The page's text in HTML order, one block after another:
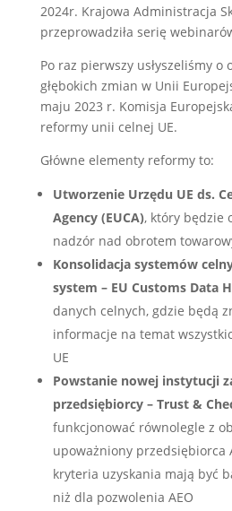
2024r. Krajowa Administracja
przeprowadziła serię
Po raz pierwszy usłyszeliśmy o
głębokich zmian w Unii
maju 2023 r. Komisja
reformy unii celnej UE.
Główne elementy reformy to:
Utworzenie Urzędu UE ds.
Agency (EUCA), który będzie
nadzór nad obrotem
Konsolidacja systemów
system – EU Customs Data
danych celnych, gdzie będą
informacje na temat
UE
Powstanie nowej instytucji
przedsiębiorcy – Trust &
funkcjonować równolegle z
upoważniony przedsiębiorca
kryteria uzyskania mają być
niż dla pozwolenia AEO